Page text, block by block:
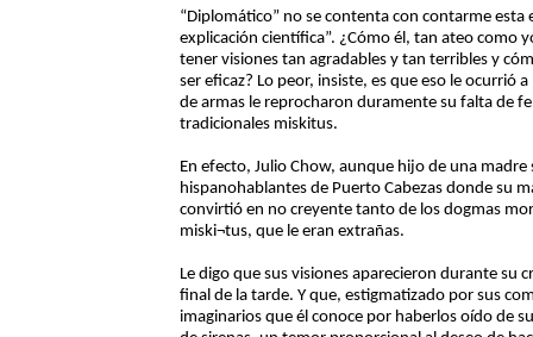
“Diplomático” no se contenta con contarme
explicación científica”. ¿Cómo él, tan ateo como
tener visiones tan agradables y tan terribles y
ser eficaz? Lo peor, insiste, es que eso le ocurrió
de armas le reprocharon duramente su falta de
tradicionales miskitus.
En efecto, Julio Chow, aunque hijo de una
hispanohablantes de Puerto Cabezas donde su
convirtió en no creyente tanto de los dogmas
miski¬tus, que le eran extrañas.
Le digo que sus visiones aparecieron durante su
final de la tarde. Y que, estigmatizado por sus
imaginarios que él conoce por haberlos oído de